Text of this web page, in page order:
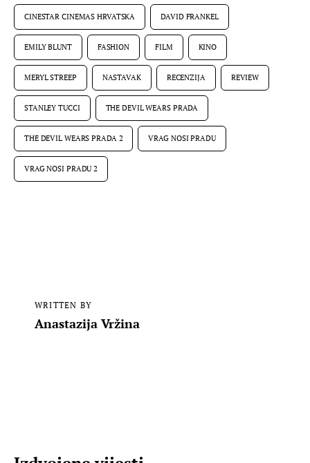
CINESTAR CINEMAS HRVATSKA DAVID FRANKEL
EMILY BLUNT FASHION FILM KINO
MERYL STREEP NASTAVAK RECENZIJA REVIEW
STANLEY TUCCI THE DEVIL WEARS PRADA
THE DEVIL WEARS PRADA 2 VRAG NOSI PRADU
VRAG NOSI PRADU 2
WRITTEN BY
Anastazija Vržina